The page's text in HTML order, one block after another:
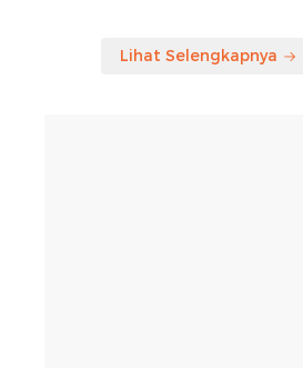
Lihat Selengkapnya